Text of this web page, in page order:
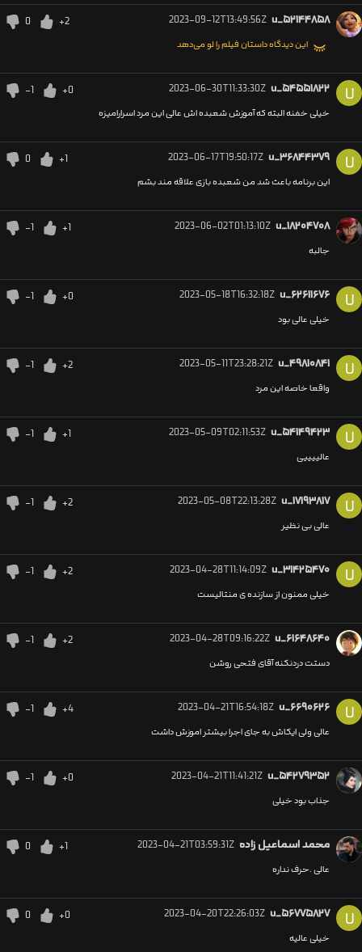
u_۵۲۱۴۴۸۵۸ 2023-09-12T13:49:56Z
+2
0
این دیدگاه داستان فیلم را لو می‌دهد
U u_۵۴۵۵۱۸۲۲ 2023-06-30T11:33:30Z
+0
-1
خیلی خفنه البته که آموزش شعبده اش عالی این مرد اسرارامیزه
U u_۳۶۸۴۴۳۷۹ 2023-06-17T19:50:17Z
+1
0
این برنامه باعث شد من شعبده بازی علاقه مند بشم
u_۱۸۲۰۴۷۰۸ 2023-06-02T01:13:10Z
+1
-1
جالبه
U u_۶۲۶۱۱۶۷۶ 2023-05-18T16:32:18Z
+0
-1
خیلی عالی بود
U u_۴۹۸۱۰۸۴۱ 2023-05-11T23:28:21Z
+2
-1
واقعا خاصه این مرد
U u_۵۴۱۴۹۴۲۳ 2023-05-09T02:11:53Z
+1
-1
عالییییی
U u_۱۷۱۹۳۸۱۷ 2023-05-08T22:13:28Z
+2
-1
عالی بی نظیر
U u_۳۱۴۲۵۴۷۰ 2023-04-28T11:14:09Z
+2
-1
خیلی ممنون از سازنده ی منتالیست
u_۶۱۶۴۸۶۴۰ 2023-04-28T09:16:22Z
+2
-1
دستت دردنکنه آقای فتحی روشن
U u_۶۶۹۰۶۲۶ 2023-04-21T16:54:18Z
+4
-1
عالی ولی ایکاش به جای اجرا بیشتر اموزش داشت
u_۵۴۲۷۹۳۵۲ 2023-04-21T11:41:21Z
+0
-1
جذاب بود خیلی
محمد اسماعیل زاده 2023-04-21T03:59:31Z
+1
0
عالی .حرف نداره
U u_۵۶۷۷۵۸۲۷ 2023-04-20T22:26:03Z
+0
0
خیلی عالیه